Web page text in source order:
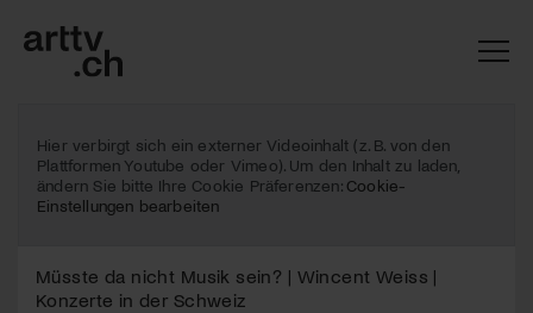
Hier verbirgt sich ein externer Videoinhalt (z. B. von den
Plattformen Youtube oder Vimeo). Um den Inhalt zu laden,
ändern Sie bitte Ihre Cookie Präferenzen: Cookie-
Einstellungen bearbeiten
Müsste da nicht Musik sein? | Wincent Weiss |
Konzerte in der Schweiz